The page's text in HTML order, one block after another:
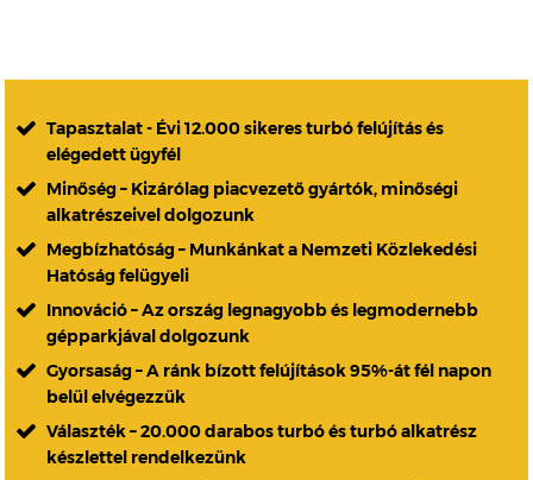
Tapasztalat - Évi 12.000 sikeres turbó felújítás és
elégedett ügyfél
Minőség – Kizárólag piacvezető gyártók, minőségi
alkatrészeivel dolgozunk
Megbízhatóság – Munkánkat a Nemzeti Közlekedési
Hatóság felügyeli
Innováció – Az ország legnagyobb és legmodernebb
gépparkjával dolgozunk
Gyorsaság – A ránk bízott felújítások 95%-át fél napon
belül elvégezzük
Választék – 20.000 darabos turbó és turbó alkatrész
készlettel rendelkezünk